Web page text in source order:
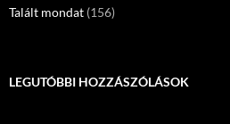
Talált mondat (156)
LEGUTÓBBI HOZZÁSZÓLÁSOK